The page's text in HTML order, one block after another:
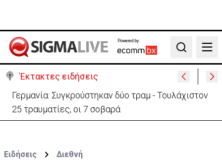
Powered by:
Search
Έκτακτες ειδήσεις
Γερμανία: Συγκρούστηκαν δύο τραμ - Τουλάχιστον
25 τραυματίες, οι 7 σοβαρά
Ειδήσεις Διεθνή